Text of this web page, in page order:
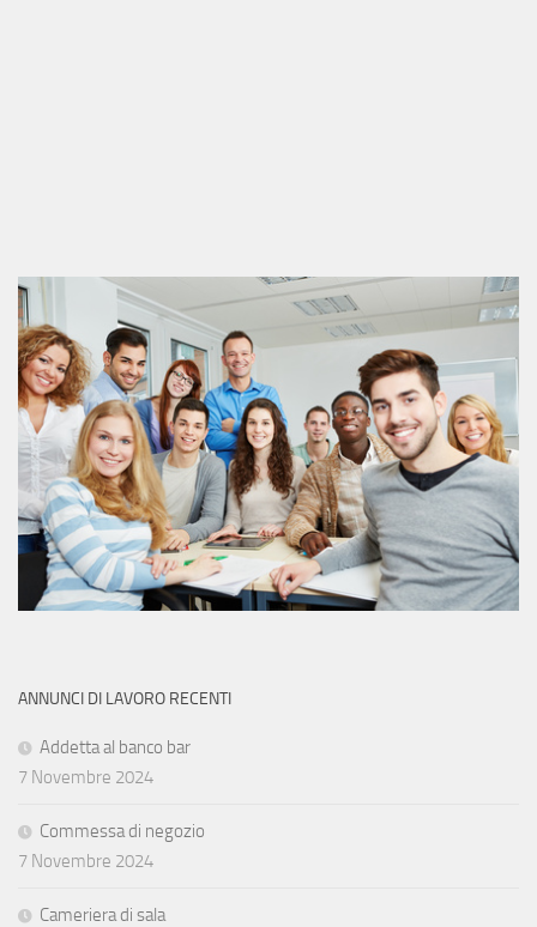
ANNUNCI DI LAVORO RECENTI
Addetta al banco bar
7 Novembre 2024
Commessa di negozio
7 Novembre 2024
Cameriera di sala